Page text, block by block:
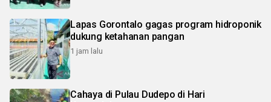
Lapas Gorontalo gagas program hidroponik
dukung ketahanan pangan
1 jam lalu
Cahaya di Pulau Dudepo di Hari